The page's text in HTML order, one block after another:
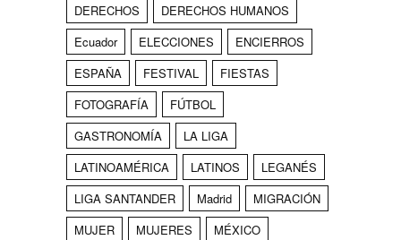
DERECHOS
DERECHOS HUMANOS
Ecuador
ELECCIONES
ENCIERROS
ESPAÑA
FESTIVAL
FIESTAS
FOTOGRAFÍA
FÚTBOL
GASTRONOMÍA
LA LIGA
LATINOAMÉRICA
LATINOS
LEGANÉS
LIGA SANTANDER
Madrid
MIGRACIÓN
MUJER
MUJERES
MÉXICO